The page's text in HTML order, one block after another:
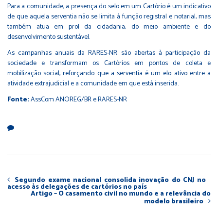
Para a comunidade, a presença do selo em um Cartório é um indicativo
de que aquela serventia não se limita à função registral e notarial, mas
também atua em prol da cidadania, do meio ambiente e do
desenvolvimento sustentável.
As campanhas anuais da RARES-NR são abertas à participação da
sociedade e transformam os Cartórios em pontos de coleta e
mobilização social, reforçando que a serventia é um elo ativo entre a
atividade extrajudicial e a comunidade em que está inserida.
Fonte:AssCom ANOREG/BR e RARES-NR
Segundo exame nacional consolida inovação do CNJ no
acesso às delegações de cartórios no país
Artigo – O casamento civil no mundo e a relevância do
modelo brasileiro